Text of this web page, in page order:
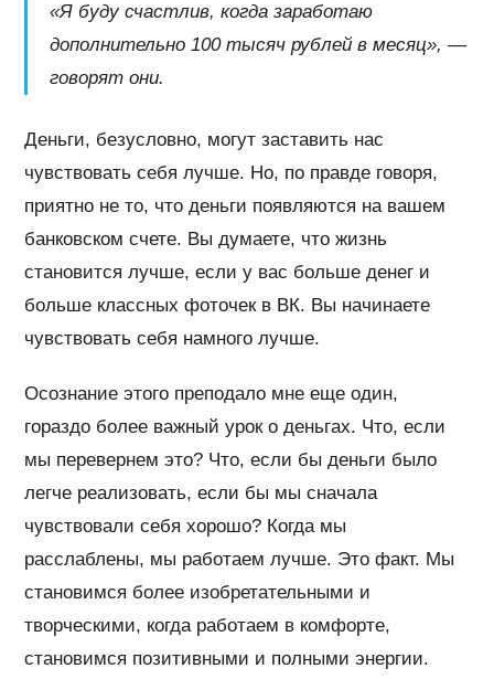
«Я буду счастлив, когда заработаю
дополнительно 100 тысяч рублей в месяц», —
говорят они.
Деньги, безусловно, могут заставить нас
чувствовать себя лучше. Но, по правде говоря,
приятно не то, что деньги появляются на вашем
банковском счете. Вы думаете, что жизнь
становится лучше, если у вас больше денег и
больше классных фоточек в ВК. Вы начинаете
чувствовать себя намного лучше.
Осознание этого преподало мне еще один,
гораздо более важный урок о деньгах. Что, если
мы перевернем это? Что, если бы деньги было
легче реализовать, если бы мы сначала
чувствовали себя хорошо? Когда мы
расслаблены, мы работаем лучше. Это факт. Мы
становимся более изобретательными и
творческими, когда работаем в комфорте,
становимся позитивными и полными энергии.